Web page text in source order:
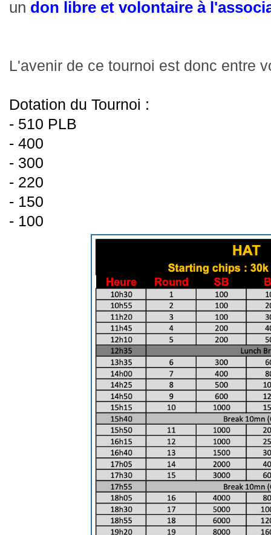
un don libre et volontaire à
L'avenir de ce tournoi est donc entre
Dotation du Tournoi :
- 510 PLB
- 400
- 300
- 220
- 150
- 100